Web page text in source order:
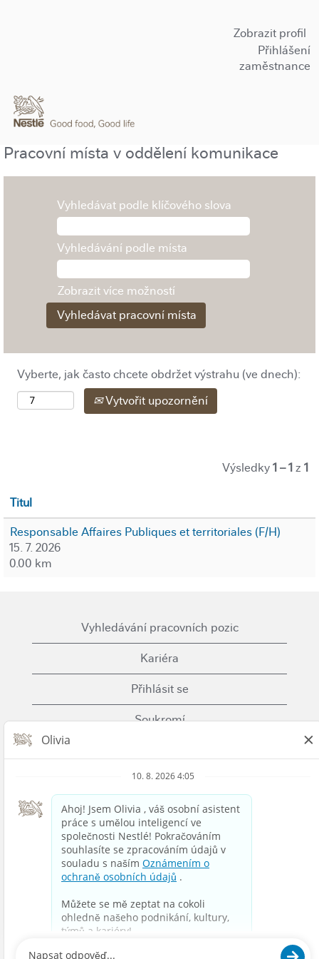
Zobrazit profil
Přihlášení
zaměstnance
Pracovní místa v oddělení komunikace
Vyhledávat podle klíčového slova
Vyhledávání podle místa
Zobrazit více možností
Vyberte, jak často chcete obdržet výstrahu (ve dnech):
Vytvořit upozornění
Výsledky1 – 1 z 1
Titul
Responsable Affaires Publiques et territoriales (F/H)
15. 7. 2026
0.00 km
Vyhledávání pracovních pozic
Kariéra
Přihlásit se
Soukromí
Podmínky použití
Kontaktujte nás
Nestle.com
© 2023 Nestlé | We unlock the power of food and